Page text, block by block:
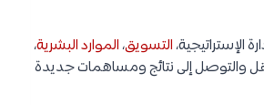
الإستراتيجية،التسويق،الموارد البشرية،
والتوصل إلى نتائج ومساهمات جديدة